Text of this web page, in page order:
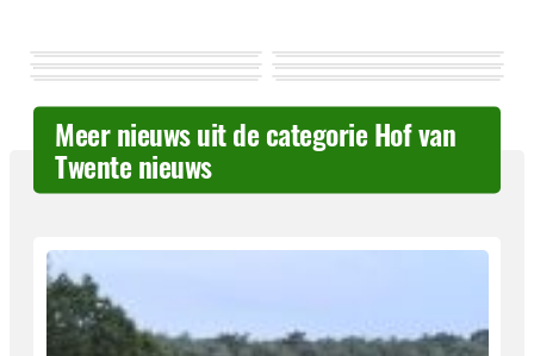
Meer nieuws uit de categorie Hof van
Twente nieuws